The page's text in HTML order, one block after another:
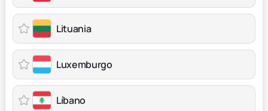
Lituania
Luxemburgo
Líbano